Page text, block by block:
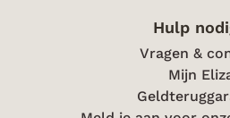
Hulp
Vragen &
Mijn